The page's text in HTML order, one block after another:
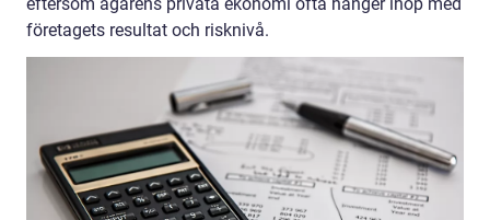
företagets resultat och risknivå.